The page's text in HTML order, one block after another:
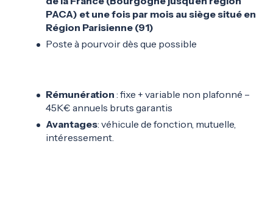
PACA) et une fois par mois au siège situé en
Région Parisienne (91)
Poste à pourvoir dès que possible
Rémunération : fixe + variable non plafonné –
45K€ annuels bruts garantis
Avantages: véhicule de fonction, mutuelle,
intéressement.